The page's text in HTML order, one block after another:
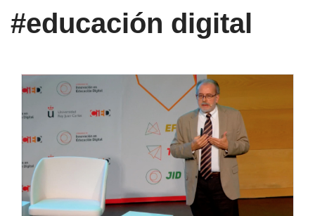
#educación digital